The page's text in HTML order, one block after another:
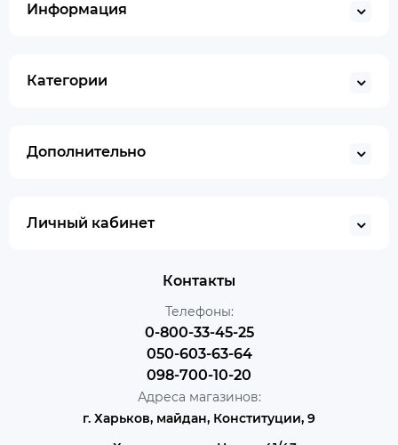
Информация
Категории
Дополнительно
Личный кабинет
Контакты
Телефоны:
0-800-33-45-25
050-603-63-64
098-700-10-20
Адреса магазинов:
г. Харьков, майдан, Конституции, 9